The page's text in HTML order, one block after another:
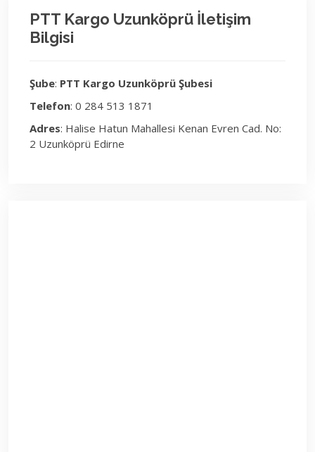
PTT Kargo Uzunköprü İletişim
Bilgisi
Şube: PTT Kargo Uzunköprü Şubesi
Telefon: 0 284 513 1871
Adres: Halise Hatun Mahallesi Kenan Evren Cad. No:
2 Uzunköprü Edirne